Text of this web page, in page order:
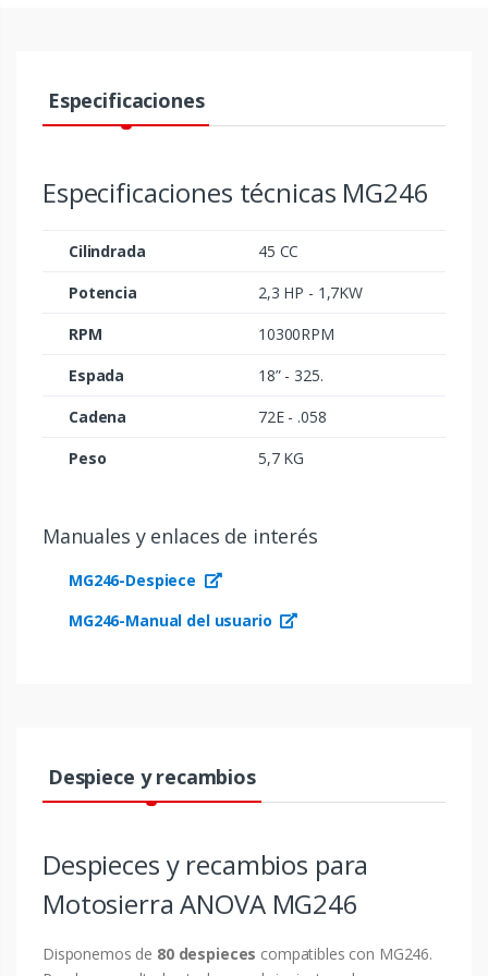
Especificaciones
Especificaciones técnicas MG246
Cilindrada
45 CC
Potencia
2,3 HP - 1,7KW
RPM
10300RPM
Espada
18” - 325.
Cadena
72E - .058
Peso
5,7 KG
Manuales y enlaces de interés
MG246-Despiece
MG246-Manual del usuario
Despiece y recambios
Despieces y recambios para
Motosierra ANOVA MG246
Disponemos de 80 despieces compatibles con MG246.